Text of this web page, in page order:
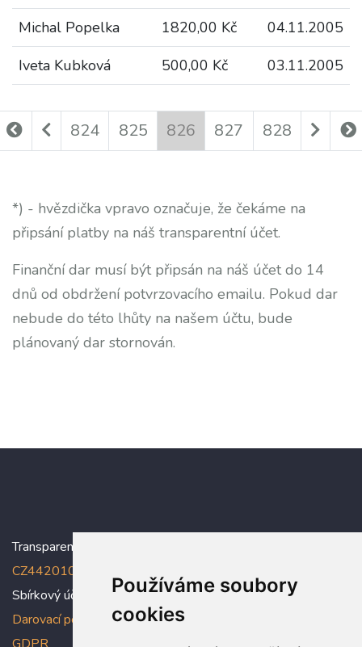
Používáme soubory
cookies
Michal Popelka
1820,00 Kč
04.11.2005
Iveta Kubková
500,00 Kč 03.11.2005
824 825 826 827 828
*) - hvězdička vpravo označuje, že čekáme na
připsání platby na náš transparentní účet.
Finanční dar musí být připsán na náš účet do 14
dnů od obdržení potvrzovacího emailu. Pokud dar
nebude do této lhůty na našem účtu, bude
plánovaný dar stornován.
Transparentní účet:
CZ4420100000005005005006
Sbírkový účet: 5005005022/2010
Darovací podmínky,Prohlášení o ochraně osobních údajů dle